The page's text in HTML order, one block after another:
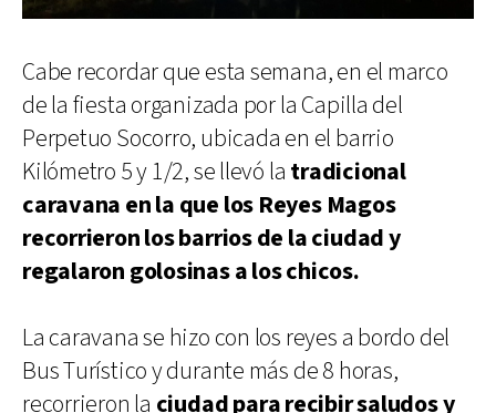
Cabe recordar que esta semana, en el marco
de la fiesta organizada por la Capilla del
Perpetuo Socorro, ubicada en el barrio
Kilómetro 5 y 1/2, se llevó la tradicional
caravana en la que los Reyes Magos
recorrieron los barrios de la ciudad y
regalaron golosinas a los chicos.
La caravana se hizo con los reyes a bordo del
Bus Turístico y durante más de 8 horas,
recorrieron la ciudad para recibir saludos y